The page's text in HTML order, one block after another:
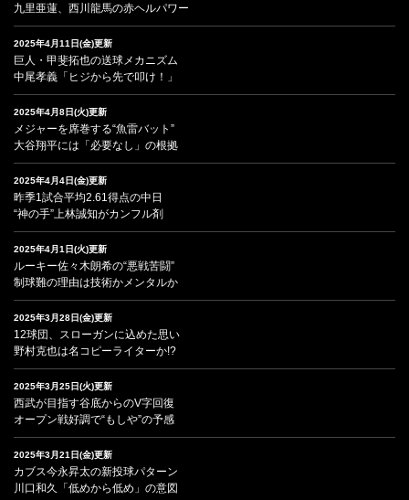
九里亜蓮、西川龍馬の赤ヘルパワー
2025年4月11日(金)更新
巨人・甲斐拓也の送球メカニズム
中尾孝義「ヒジから先で叩け！」
2025年4月8日(火)更新
メジャーを席巻する“魚雷バット”
大谷翔平には「必要なし」の根拠
2025年4月4日(金)更新
昨季1試合平均2.61得点の中日
“神の手”上林誠知がカンフル剤
2025年4月1日(火)更新
ルーキー佐々木朗希の“悪戦苦闘”
制球難の理由は技術かメンタルか
2025年3月28日(金)更新
12球団、スローガンに込めた思い
野村克也は名コピーライターか!?
2025年3月25日(火)更新
西武が目指す谷底からのV字回復
オープン戦好調で“もしや”の予感
2025年3月21日(金)更新
カブス今永昇太の新投球パターン
川口和久「低めから低め」の意図